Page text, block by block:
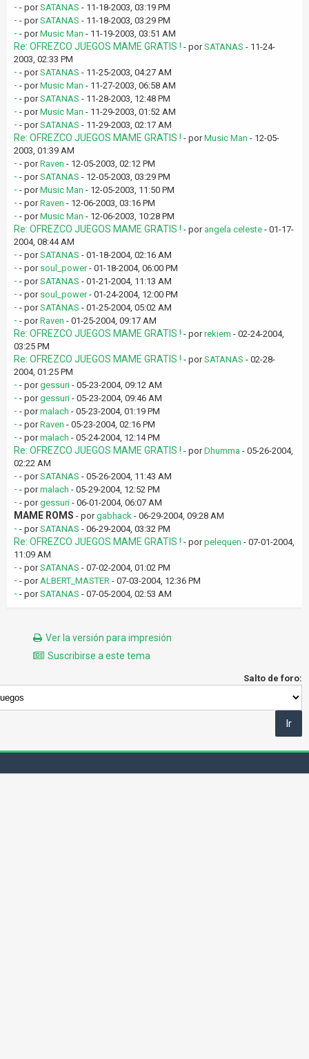
- - porSATANAS - 11-18-2003, 03:19 PM
- - porSATANAS - 11-18-2003, 03:29 PM
- - porMusic Man - 11-19-2003, 03:51 AM
Re: OFREZCO JUEGOS MAME GRATIS ! - porSATANAS - 11-24-
2003, 02:33 PM
- - porSATANAS - 11-25-2003, 04:27 AM
- - porMusic Man - 11-27-2003, 06:58 AM
- - porSATANAS - 11-28-2003, 12:48 PM
- - porMusic Man - 11-29-2003, 01:52 AM
- - porSATANAS - 11-29-2003, 02:17 AM
Re: OFREZCO JUEGOS MAME GRATIS ! - porMusic Man - 12-05-
2003, 01:39 AM
- - porRaven - 12-05-2003, 02:12 PM
- - porSATANAS - 12-05-2003, 03:29 PM
- - porMusic Man - 12-05-2003, 11:50 PM
- - porRaven - 12-06-2003, 03:16 PM
- - porMusic Man - 12-06-2003, 10:28 PM
Re: OFREZCO JUEGOS MAME GRATIS ! - por angela celeste - 01-17-
2004, 08:44 AM
- - porSATANAS - 01-18-2004, 02:16 AM
- - por soul_power- 01-18-2004, 06:00 PM
- - porSATANAS - 01-21-2004, 11:13 AM
- - por soul_power- 01-24-2004, 12:00 PM
- - porSATANAS - 01-25-2004, 05:02 AM
- - porRaven - 01-25-2004, 09:17 AM
Re: OFREZCO JUEGOS MAME GRATIS ! - porrekiem - 02-24-2004,
03:25 PM
Re: OFREZCO JUEGOS MAME GRATIS ! - porSATANAS - 02-28-
2004, 01:25 PM
- - porgessuri - 05-23-2004, 09:12 AM
- - porgessuri - 05-23-2004, 09:46 AM
- - pormalach - 05-23-2004, 01:19 PM
- - porRaven - 05-23-2004, 02:16 PM
- - pormalach - 05-24-2004, 12:14 PM
Re: OFREZCO JUEGOS MAME GRATIS ! - porDhumma - 05-26-2004,
02:22 AM
- - porSATANAS - 05-26-2004, 11:43 AM
- - pormalach - 05-29-2004, 12:52 PM
- - porgessuri - 06-01-2004, 06:07 AM
MAME ROMS - porgabhack - 06-29-2004, 09:28 AM
- - porSATANAS - 06-29-2004, 03:32 PM
Re: OFREZCO JUEGOS MAME GRATIS ! - porpelequen - 07-01-2004,
11:09 AM
- - porSATANAS - 07-02-2004, 01:02 PM
- - porALBERT_MASTER - 07-03-2004, 12:36 PM
- - porSATANAS - 07-05-2004, 02:53 AM
Ver la versión para impresión
Suscribirse a este tema
Salto de foro: